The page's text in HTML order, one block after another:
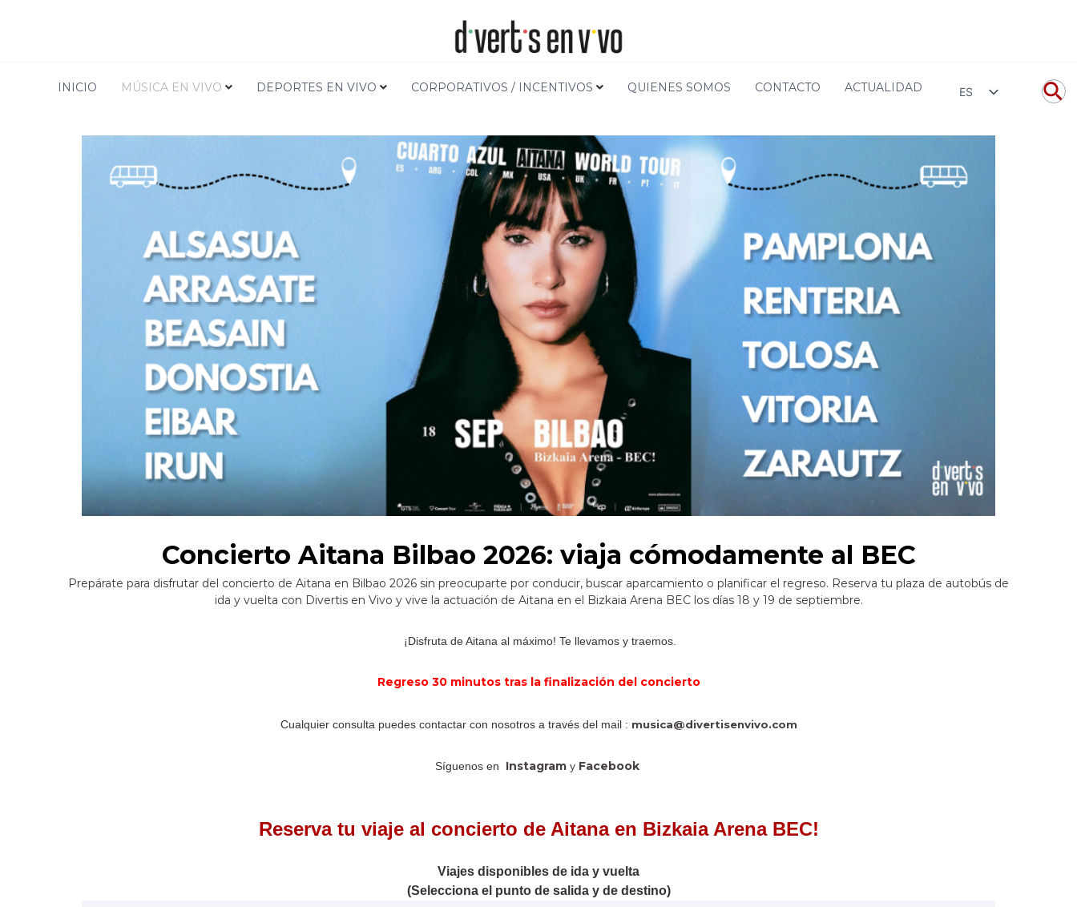
INICIO MÚSICA EN VIVO DEPORTES EN VIVO CORPORATIVOS / INCENTIVOS QUIENES SOMOS CONTACTO ACTUALIDAD ES
Concierto Aitana Bilbao 2026: viaja cómodamente al BEC
Prepárate para disfrutar del concierto de Aitana en Bilbao 2026 sin preocuparte por conducir, buscar aparcamiento o planificar el regreso. Reserva tu plaza de autobús de
ida y vuelta con Divertis en Vivo y vive la actuación de Aitana en el Bizkaia Arena BEC los días 18 y 19 de septiembre.
¡Disfruta de Aitana al máximo! Te llevamos y traemos.
Regreso 30 minutos tras la finalización del concierto
Cualquier consulta puedes contactar con nosotros a través del mail : musica@divertisenvivo.com
Síguenos en Instagram y Facebook
Reserva tu viaje al concierto de Aitana en Bizkaia Arena BEC!
Viajes disponibles de ida y vuelta
(Selecciona el punto de salida y de destino)